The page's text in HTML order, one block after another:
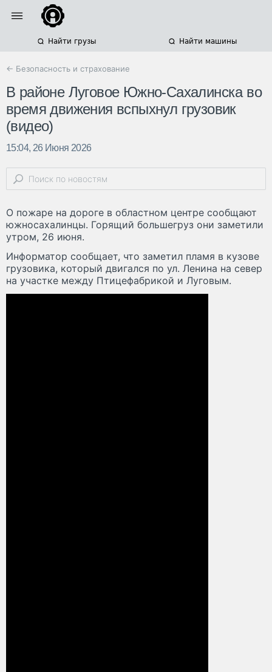
Найти грузы Найти машины
← Безопасность и страхование
В районе Луговое Южно-Сахалинска во
время движения вспыхнул грузовик
(видео)
15:04, 26 Июня 2026
О пожаре на дороге в областном центре сообщают
южносахалинцы. Горящий большегруз они заметили
утром, 26 июня.
Информатор сообщает, что заметил пламя в кузове
грузовика, который двигался по ул. Ленина на север
на участке между Птицефабрикой и Луговым.